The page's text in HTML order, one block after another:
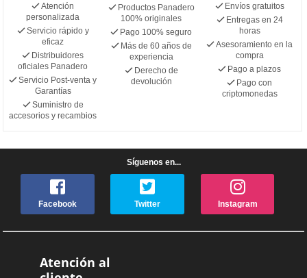
Atención
personalizada
Servicio rápido y
eficaz
Distribuidores
oficiales Panadero
Servicio Post-venta y
Garantías
Suministro de
accesorios y recambios
Productos Panadero
100% originales
Pago 100% seguro
Más de 60 años de
experiencia
Derecho de
devolución
Envíos gratuitos
Entregas en 24
horas
Asesoramiento en la
compra
Pago a plazos
Pago con
criptomonedas
Síguenos en...
Facebook Twitter Instagram
Atención al